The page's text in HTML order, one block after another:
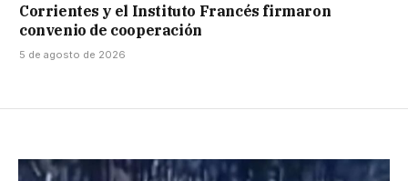
Corrientes y el Instituto Francés firmaron
convenio de cooperación
5 de agosto de 2026